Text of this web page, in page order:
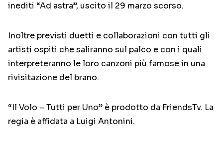
inediti “Ad astra”, uscito il 29 marzo scorso.
Inoltre previsti duetti e collaborazioni con tutti gli
artisti ospiti che saliranno sul palco e con i quali
interpreteranno le loro canzoni più famose in una
rivisitazione del brano.
“Il Volo – Tutti per Uno” è prodotto da FriendsTv. La
regia è affidata a Luigi Antonini.